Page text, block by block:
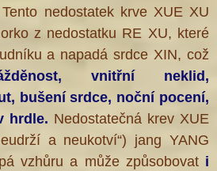
nedostatek krve XUE XU
z nedostatku RE XU, které
a napadá srdce XIN, což
vnitřní neklid,
bušení srdce, noční pocení,
hrdle. Nedostatečná krev XUE
a neukotví“) jang YANG
vzhůru a může způsobovat i